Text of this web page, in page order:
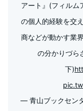
アート』(フィルム
の個人的経験を交
商などが動かす業
の分かりづら
下)
— 青山ブックセン